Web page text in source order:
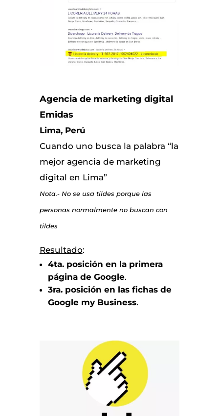
Agencia de marketing digital
Emidas
Lima, Perú
Cuando uno busca la palabra “la
mejor agencia de marketing
digital en Lima”
Nota.- No se usa tildes porque las
personas normalmente no buscan con
tildes
Resultado:
4ta. posición en la primera
página de Google.
3ra. posición en las fichas de
Google my Business.